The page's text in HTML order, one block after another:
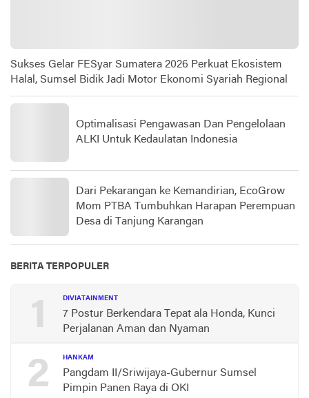
Sukses Gelar FESyar Sumatera 2026 Perkuat Ekosistem
Halal, Sumsel Bidik Jadi Motor Ekonomi Syariah Regional
Optimalisasi Pengawasan Dan Pengelolaan
ALKI Untuk Kedaulatan Indonesia
Dari Pekarangan ke Kemandirian, EcoGrow
Mom PTBA Tumbuhkan Harapan Perempuan
Desa di Tanjung Karangan
BERITA TERPOPULER
1 DIVIATAINMENT
7 Postur Berkendara Tepat ala Honda, Kunci
Perjalanan Aman dan Nyaman
2 HANKAM
Pangdam II/Sriwijaya-Gubernur Sumsel
Pimpin Panen Raya di OKI